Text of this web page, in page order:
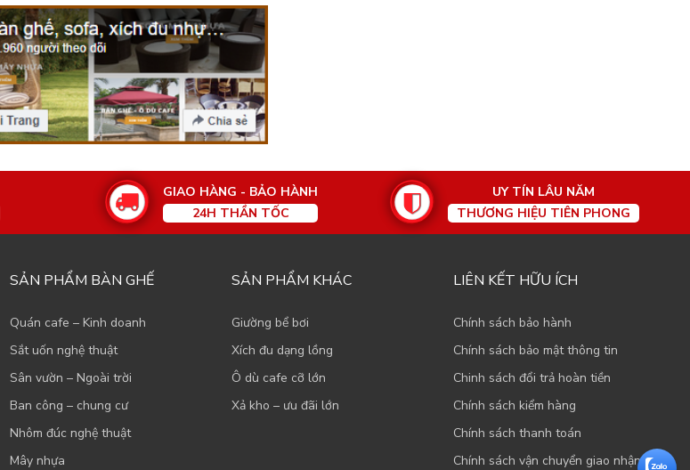
GIAO HÀNG - BẢO HÀNH
24H THẦN TỐC
UY TÍN LÂU NĂM
THƯƠNG HIỆU TIÊN PHONG
SẢN PHẨM BÀN GHẾ
Quán cafe – Kinh doanh
Sắt uốn nghệ thuật
Sân vườn – Ngoài trời
Ban công – chung cư
Nhôm đúc nghệ thuật
Mây nhựa
SẢN PHẨM KHÁC
Giường bể bơi
Xích đu dạng lồng
Ô dù cafe cỡ lớn
Xả kho – ưu đãi lớn
LIÊN KẾT HỮU ÍCH
Chính sách bảo hành
Chính sách bảo mật thông tin
Chinh sách đổi trả hoàn tiền
Chính sách kiểm hàng
Chính sách thanh toán
Chính sách vận chuyển giao nhận